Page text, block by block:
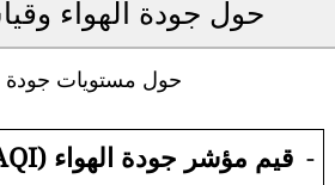
حول جودة الهواء
حول مستويات جودة
- قيم مؤشر جودة الهواء (AQI).